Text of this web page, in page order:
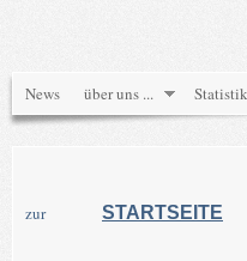
News über uns ... Statistik
zur STARTSEITE